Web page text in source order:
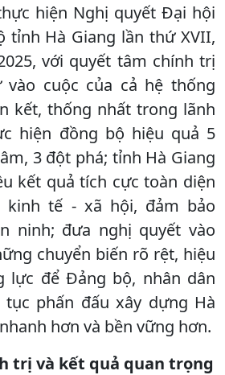
hiện Nghị quyết Đại hội
tỉnh Hà Giang lần thứ XVII,
với quyết tâm chính trị
vào cuộc của cả hệ thống
kết, thống nhất trong lãnh
hiện đồng bộ hiệu quả 5
3 đột phá; tỉnh Hà Giang
kết quả tích cực toàn diện
kinh tế - xã hội, đảm bảo
ninh; đưa nghị quyết vào
chuyển biến rõ rệt, hiệu
lực để Đảng bộ, nhân dân
phấn đấu xây dựng Hà
hơn và bền vững hơn.
trị và kết quả quan trọng